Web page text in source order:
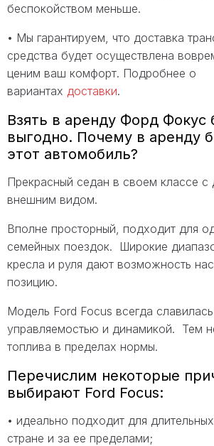
беспокойством меньше.
• Мы гарантируем, что доставка
средства будет осуществлена
ценим ваш комфорт. Подробнее о
вариантах доставки.
Взять в аренду Форд Фокус
выгодно. Почему в аренду
этот автомобиль?
Прекрасный седан в своем классе с
внешним видом.
Вполне просторный, подходит для
семейных поездок. Широкие
кресла и руля дают возможность
позицию.
Модель Ford Focus всегда
управляемостью и динамикой. Тем
топлива в пределах нормы.
Перечислим некоторые
выбирают Ford Focus:
• идеально подходит для
стране и за ее пределами;